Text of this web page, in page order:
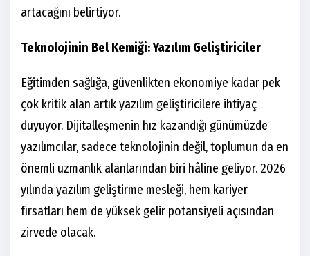
artacağını belirtiyor.
Teknolojinin Bel Kemiği: Yazılım Geliştiriciler
Eğitimden sağlığa, güvenlikten ekonomiye kadar pek
çok kritik alan artık yazılım geliştiricilere ihtiyaç
duyuyor. Dijitalleşmenin hız kazandığı günümüzde
yazılımcılar, sadece teknolojinin değil, toplumun da en
önemli uzmanlık alanlarından biri hâline geliyor. 2026
yılında yazılım geliştirme mesleği, hem kariyer
fırsatları hem de yüksek gelir potansiyeli açısından
zirvede olacak.